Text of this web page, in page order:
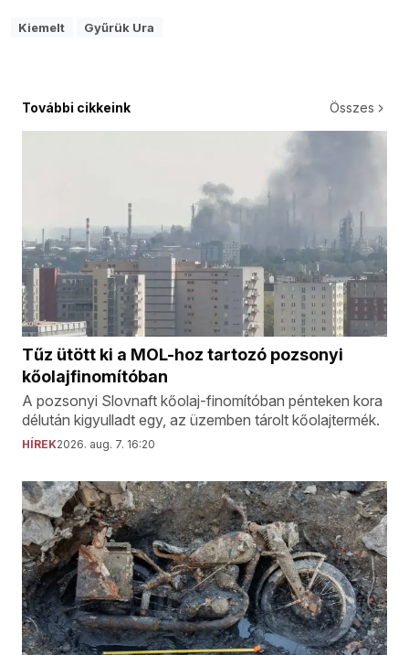
Kiemelt Gyűrük Ura
További cikkeink Összes
Tűz ütött ki a MOL-hoz tartozó pozsonyi
kőolajfinomítóban
A pozsonyi Slovnaft kőolaj-finomítóban pénteken kora
délután kigyulladt egy, az üzemben tárolt kőolajtermék.
HÍREK2026. aug. 7. 16:20